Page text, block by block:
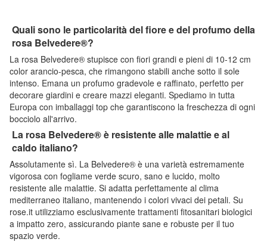
Quali sono le particolarità del fiore e del profumo della
rosa Belvedere®?
La rosa Belvedere® stupisce con fiori grandi e pieni di 10-12 cm
color arancio-pesca, che rimangono stabili anche sotto il sole
intenso. Emana un profumo gradevole e raffinato, perfetto per
decorare giardini e creare mazzi eleganti. Spediamo in tutta
Europa con imballaggi top che garantiscono la freschezza di ogni
bocciolo all'arrivo.
La rosa Belvedere® è resistente alle malattie e al
caldo italiano?
Assolutamente sì. La Belvedere® è una varietà estremamente
vigorosa con fogliame verde scuro, sano e lucido, molto
resistente alle malattie. Si adatta perfettamente al clima
mediterraneo italiano, mantenendo i colori vivaci dei petali. Su
rose.it utilizziamo esclusivamente trattamenti fitosanitari biologici
a impatto zero, assicurando piante sane e robuste per il tuo
spazio verde.